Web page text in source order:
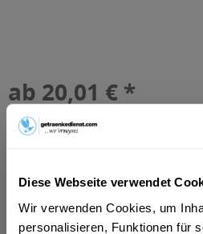
Diese Webseite verwendet
Wir verwenden Cookies, um
personalisieren, Funktionen für
ab 20,01 € *
Inhalt:
inkl. MwSt.ggf. zzgl. Erschwerniszuschlag
+6,00 € Pfand
In denWarenkorb